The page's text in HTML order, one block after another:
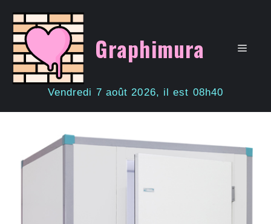
contenu
Graphimura Menu
Vendredi 7 août 2026, il est 08h40